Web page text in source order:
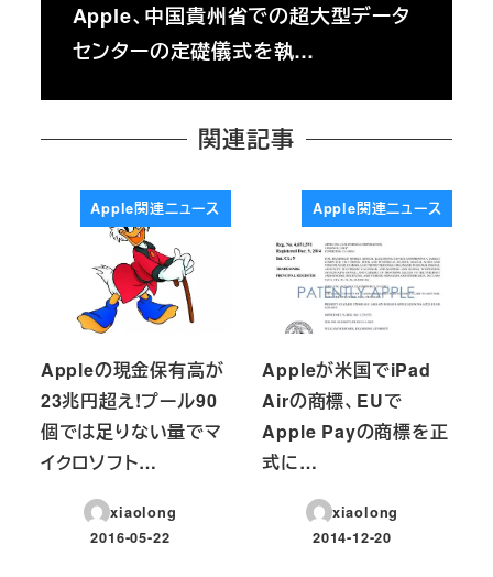
Apple、中国貴州省での超大型データ
センターの定礎儀式を執…
関連記事
Apple関連ニュース
Appleの現金保有高が
23兆円超え!プール90
個では足りない量でマ
イクロソフト…
xiaolong
投稿日
2016-05-22
Apple関連ニュース
Appleが米国でiPad
Airの商標、EUで
Apple Payの商標を正
式に…
xiaolong
投稿日
2014-12-20